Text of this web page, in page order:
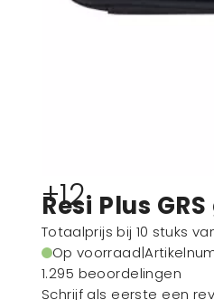
+12
Resi Plus
Totaalprijs bij 10 stuks
Op voorraad|
1.295 beoordelingen
Schrijf als eerste een